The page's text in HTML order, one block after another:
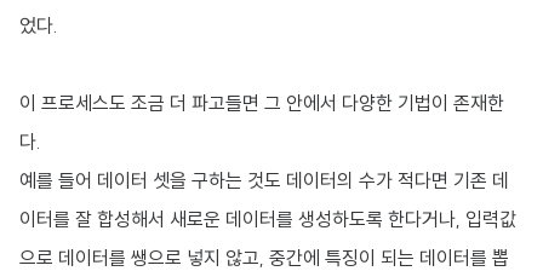
었다.
이 프로세스도 조금 더 파고들면 그 안에서 다양한 기법이 존재한
다.
예를 들어 데이터 셋을 구하는 것도 데이터의 수가 적다면 기존 데
이터를 잘 합성해서 새로운 데이터를 생성하도록 한다거나, 입력값
으로 데이터를 쌩으로 넣지 않고, 중간에 특징이 되는 데이터를 뽑